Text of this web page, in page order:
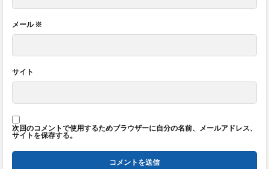
メール※
サイト
次回のコメントで使用するためブラウザーに自分の名前、メールアドレス、
サイトを保存する。